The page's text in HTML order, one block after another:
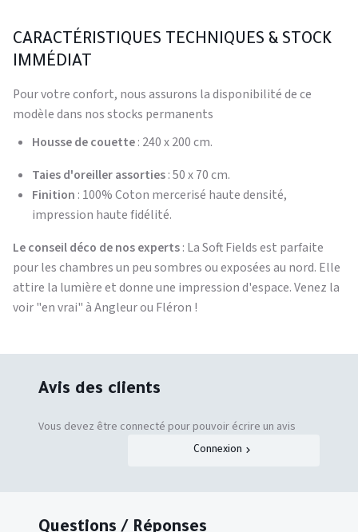
CARACTÉRISTIQUES TECHNIQUES & STOCK
IMMÉDIAT
Pour votre confort, nous assurons la disponibilité de ce
modèle dans nos stocks permanents
Housse de couette: 240 x 200 cm.
Taies d'oreiller assorties: 50 x 70 cm.
Finition : 100% Coton mercerisé haute densité,
impression haute fidélité.
Le conseil déco de nos experts: La Soft Fields est parfaite
pour les chambres un peu sombres ou exposées au nord. Elle
attire la lumière et donne une impression d'espace. Venez la
voir "en vrai" à Angleur ou Fléron !
Avis des clients
Vous devez être connecté pour pouvoir écrire un avis
Connexion